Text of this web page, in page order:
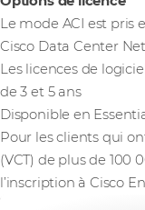
Le mode ACI est pris
Cisco Data Center
Les licences de
de 3 et 5 ans
Disponible en
Pour les clients qui
(VCT) de plus de 100
l’inscription à Cisco